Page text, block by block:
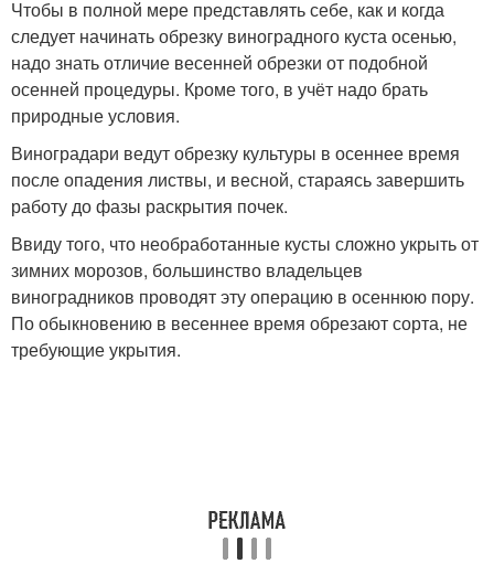
Чтобы в полной мере представлять себе, как и когда
следует начинать обрезку виноградного куста осенью,
надо знать отличие весенней обрезки от подобной
осенней процедуры. Кроме того, в учёт надо брать
природные условия.
Виноградари ведут обрезку культуры в осеннее время
после опадения листвы, и весной, стараясь завершить
работу до фазы раскрытия почек.
Ввиду того, что необработанные кусты сложно укрыть от
зимних морозов, большинство владельцев
виноградников проводят эту операцию в осеннюю пору.
По обыкновению в весеннее время обрезают сорта, не
требующие укрытия.